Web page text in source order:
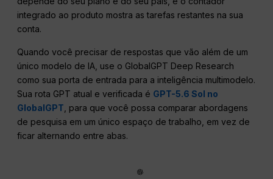
integrado ao produto mostra as tarefas restantes na sua
conta.
Quando você precisar de respostas que vão além de um
único modelo de IA, use o GlobalGPT Deep Research
como sua porta de entrada para a inteligência multimodelo.
Sua rota GPT atual e verificada é GPT-5.6 Sol no
GlobalGPT , para que você possa comparar abordagens
de pesquisa em um único espaço de trabalho, em vez de
ficar alternando entre abas.